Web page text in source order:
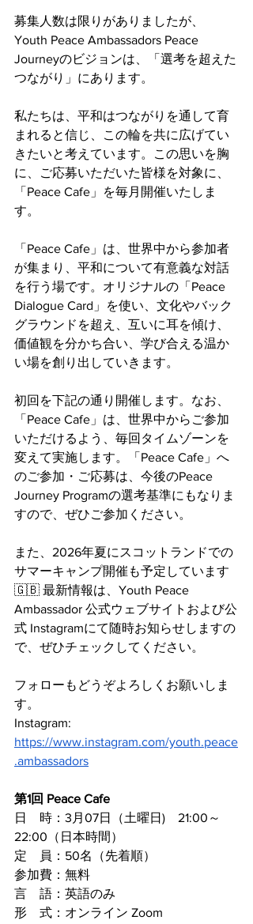
募集人数は限りがありましたが、
Youth Peace Ambassadors Peace
Journeyのビジョンは、「選考を超えた
つながり」にあります。
私たちは、平和はつながりを通して育
まれると信じ、この輪を共に広げてい
きたいと考えています。この思いを胸
に、ご応募いただいた皆様を対象に、
「Peace Cafe」を毎月開催いたしま
す。
「Peace Cafe」は、世界中から参加者
が集まり、平和について有意義な対話
を行う場です。オリジナルの「Peace
Dialogue Card」を使い、文化やバック
グラウンドを超え、互いに耳を傾け、
価値観を分かち合い、学び合える温か
い場を創り出していきます。
初回を下記の通り開催します。なお、
「Peace Cafe」は、世界中からご参加
いただけるよう、毎回タイムゾーンを
変えて実施します。「Peace Cafe」へ
のご参加・ご応募は、今後のPeace
Journey Programの選考基準にもなりま
すので、ぜひご参加ください。
また、2026年夏にスコットランドでの
サマーキャンプ開催も予定しています
🇬🇧 最新情報は、Youth Peace
Ambassador 公式ウェブサイトおよび公
式 Instagramにて随時お知らせしますの
で、ぜひチェックしてください。
フォローもどうぞよろしくお願いしま
す。
Instagram:
https://www.instagram.com/youth.peace
.ambassadors
第1回 Peace Cafe
日　時：3月07日（土曜日)　21:00～
22:00（日本時間）
定　員：50名（先着順）
参加費：無料
言　語：英語のみ
形　式：オンライン Zoom